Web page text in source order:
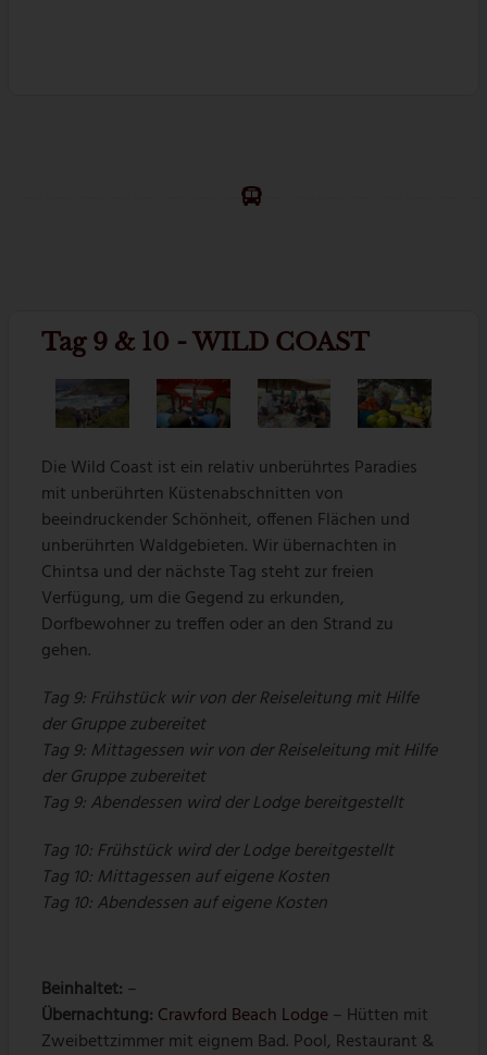
Tag 9 & 10 - WILD COAST
Die Wild Coast ist ein relativ unberührtes Paradies
mit unberührten Küstenabschnitten von
beeindruckender Schönheit, offenen Flächen und
unberührten Waldgebieten. Wir übernachten in
Chintsa und der nächste Tag steht zur freien
Verfügung, um die Gegend zu erkunden,
Dorfbewohner zu treffen oder an den Strand zu
gehen.
Tag 9: Frühstück wir von der Reiseleitung mit Hilfe
der Gruppe zubereitet
Tag 9: Mittagessen wir von der Reiseleitung mit Hilfe
der Gruppe zubereitet
Tag 9: Abendessen wird der Lodge bereitgestellt
Tag 10: Frühstück wird der Lodge bereitgestellt
Tag 10: Mittagessen auf eigene Kosten
Tag 10: Abendessen auf eigene Kosten
Beinhaltet: –
Übernachtung: Crawford Beach Lodge– Hütten mit
Zweibettzimmer mit eignem Bad. Pool, Restaurant &